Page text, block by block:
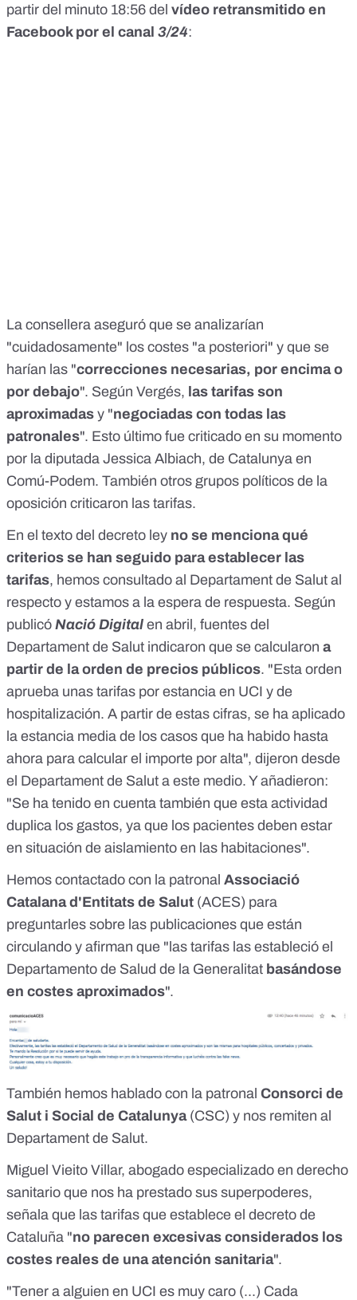
partir del minuto 18:56 del vídeo retransmitido en
Facebook por el canal 3/24:
La consellera aseguró que se analizarían
"cuidadosamente" los costes "a posteriori" y que se
harían las "correcciones necesarias, por encima o
por debajo". Según Vergés, las tarifas son
aproximadas y "negociadas con todas las
patronales". Esto último fue criticado en su momento
por la diputada Jessica Albiach, de Catalunya en
Comú-Podem. También otros grupos políticos de la
oposición criticaron las tarifas.
En el texto del decreto ley no se menciona qué
criterios se han seguido para establecer las
tarifas, hemos consultado al Departament de Salut al
respecto y estamos a la espera de respuesta. Según
publicó Nació Digital en abril, fuentes del
Departament de Salut indicaron que se calcularon a
partir de laorden de precios públicos. "Esta orden
aprueba unas tarifas por estancia en UCI y de
hospitalización. A partir de estas cifras, se ha aplicado
la estancia media de los casos que ha habido hasta
ahora para calcular el importe por alta", dijeron desde
el Departament de Salut a este medio. Y añadieron:
"Se ha tenido en cuenta también que esta actividad
duplica los gastos, ya que los pacientes deben estar
en situación de aislamiento en las habitaciones".
Hemos contactado con la patronal Associació
Catalana d'Entitats de Salut (ACES) para
preguntarles sobre las publicaciones que están
circulando y afirman que "las tarifas las estableció el
Departamento de Salud de la Generalitat basándose
en costes aproximados".
También hemos hablado con la patronal Consorci de
Salut i Social de Catalunya (CSC) y nos remiten al
Departament de Salut.
Miguel Vieito Villar, abogado especializado en derecho
sanitario que nos ha prestado sus superpoderes,
señala que las tarifas que establece el decreto de
Cataluña "no parecen excesivas considerados los
costes reales de una atención sanitaria".
"Tener a alguien en UCI es muy caro (...) Cada